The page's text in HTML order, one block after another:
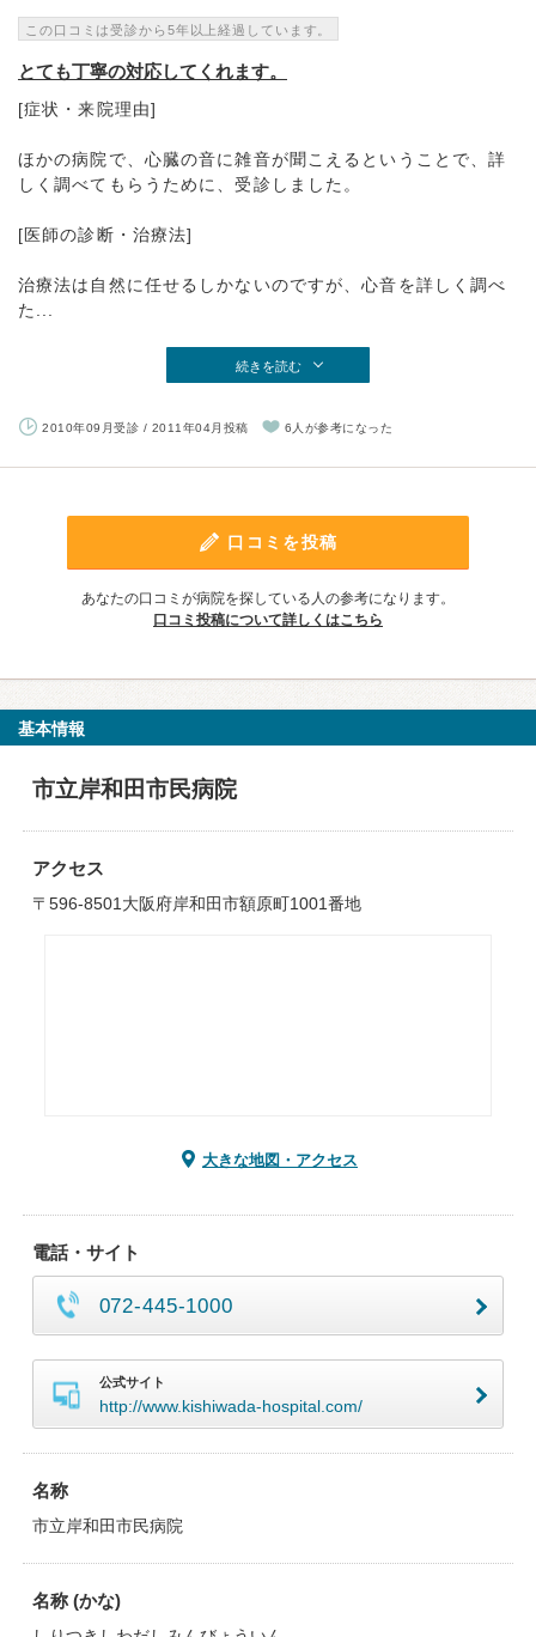
この口コミは受診から5年以上経過しています。
とても丁寧の対応してくれます。
[症状・来院理由]
ほかの病院で、心臓の音に雑音が聞こえるということで、詳
しく調べてもらうために、受診しました。
[医師の診断・治療法]
治療法は自然に任せるしかないのですが、心音を詳しく調べ
た...
続きを読む
2010年09月受診 / 2011年04月投稿 6人が参考になった
口コミを投稿
あなたの口コミが病院を探している人の参考になります。
口コミ投稿について詳しくはこちら
基本情報
市立岸和田市民病院
アクセス
〒596-8501大阪府岸和田市額原町1001番地
大きな地図・アクセス
電話・サイト
072-445-1000
公式サイト
http://www.kishiwada-hospital.com/
名称
市立岸和田市民病院
名称 (かな)